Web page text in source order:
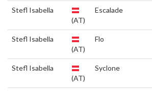
Stefl Isabella
(AT)
Escalade
Stefl Isabella
(AT)
Flo
Stefl Isabella
(AT)
Syclone